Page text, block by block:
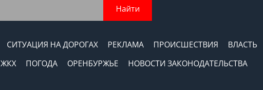
Найти
СИТУАЦИЯ НА ДОРОГАХ РЕКЛАМА ПРОИСШЕСТВИЯ
ВЛАСТЬ
ЖКХ ПОГОДА ОРЕНБУРЖЬЕ
НОВОСТИ ЗАКОНОДАТЕЛЬСТВА